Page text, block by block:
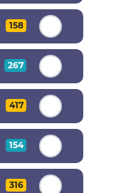
158
267
417
154
316